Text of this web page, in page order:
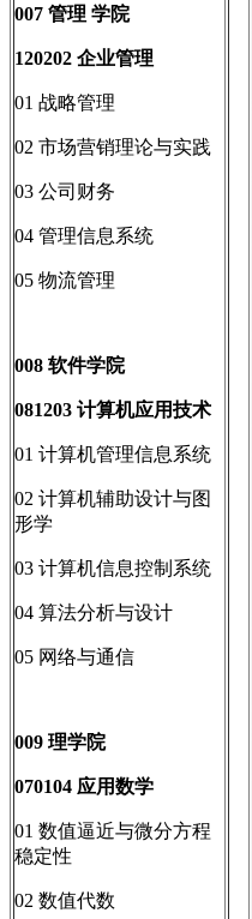
007 管理 学院
120202 企业管理
01 战略管理
02 市场营销理论与实践
03 公司财务
04 管理信息系统
05 物流管理
008 软件学院
081203 计算机应用技术
01 计算机管理信息系统
02 计算机辅助设计与图
形学
03 计算机信息控制系统
04 算法分析与设计
05 网络与通信
009 理学院
070104 应用数学
01 数值逼近与微分方程
稳定性
02 数值代数